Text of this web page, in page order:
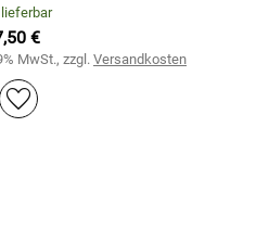
€
MwSt., zzgl. Versandkosten